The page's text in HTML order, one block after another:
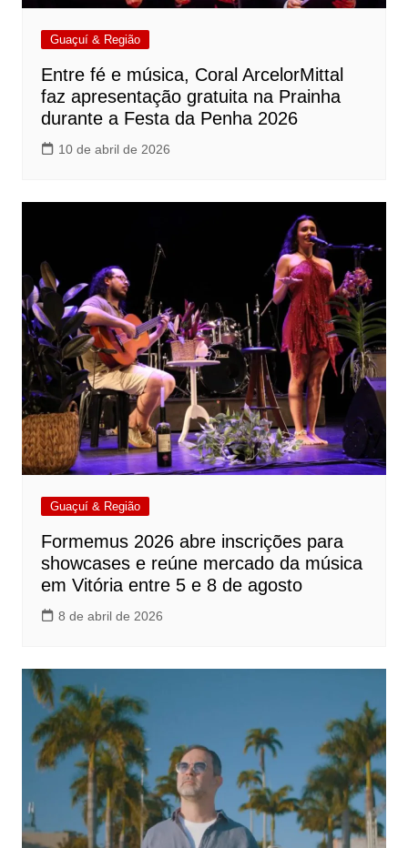
Guaçuí & Região
Entre fé e música, Coral ArcelorMittal
faz apresentação gratuita na Prainha
durante a Festa da Penha 2026
10 de abril de 2026
Guaçuí & Região
Formemus 2026 abre inscrições para
showcases e reúne mercado da música
em Vitória entre 5 e 8 de agosto
8 de abril de 2026